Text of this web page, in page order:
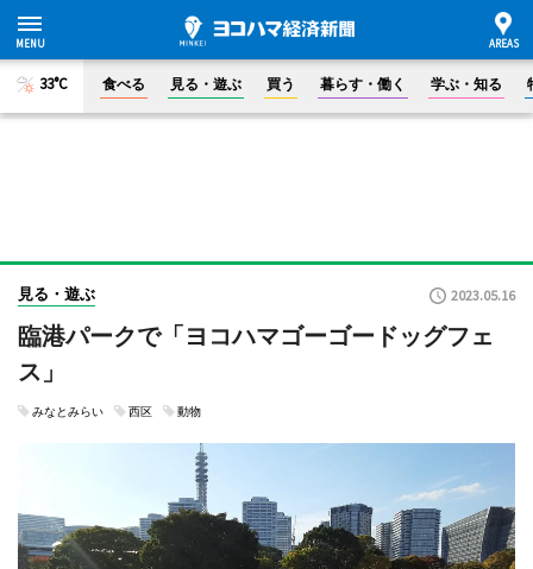
33°C 食べる 見る・遊ぶ 買う 暮らす・働く 学ぶ・知る
見る・遊ぶ 2023.05.16
臨港パークで「ヨコハマゴーゴードッグフェ
ス」
みなとみらい 西区 動物